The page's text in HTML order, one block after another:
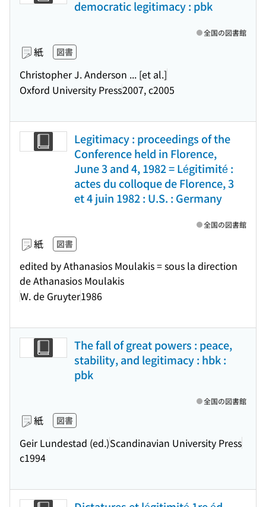
democratic legitimacy : pbk
紙 図書
Christopher J. Anderson ... [et al.]
Oxford University Press2007, c2005
全国の図書館
Legitimacy : proceedings of the
Conference held in Florence,
June 3 and 4, 1982 = Légitimité :
actes du colloque de Florence, 3
et 4 juin 1982 : U.S. : Germany
紙 図書
edited by Athanasios Moulakis = sous la direction
de Athanasios Moulakis
W. de Gruyter1986
全国の図書館
The fall of great powers : peace,
stability, and legitimacy : hbk :
pbk
紙 図書
Geir Lundestad (ed.)Scandinavian University Press
c1994
全国の図書館